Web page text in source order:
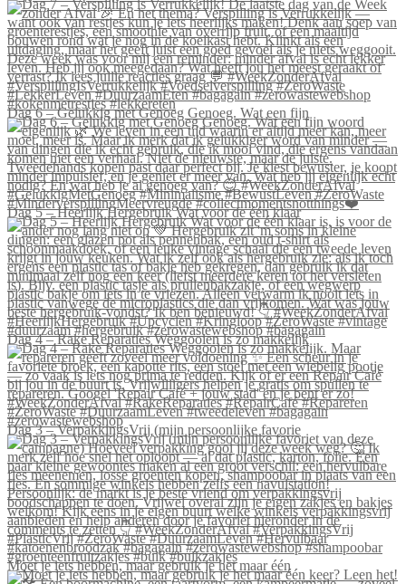
Dag 6 – Gelukkig met Genoeg Genoeg. Wat een fijn
Dag 5 – Heerlijk Hergebruik Wat voor de één klaar
Dag 4 – Rake Reparaties Weggooien is zo makkelijk
Dag 3 – VerpakkingsVrij (mijn persoonlijke favorie
Moet je iets hebben, maar gebruik je het maar één